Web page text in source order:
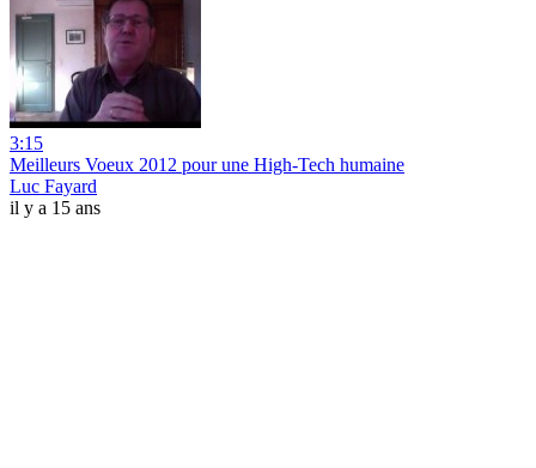
3:15
Meilleurs Voeux 2012 pour une High-Tech humaine
Luc Fayard
il y a 15 ans